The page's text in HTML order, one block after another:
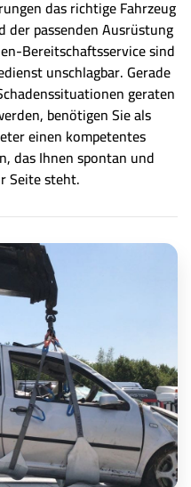
das richtige Fahrzeug
der passenden Ausrüstung
Bereitschaftsservice sind
unschlagbar. Gerade
geraten
benötigen Sie als
einen kompetentes
das Ihnen spontan und
Seite steht.